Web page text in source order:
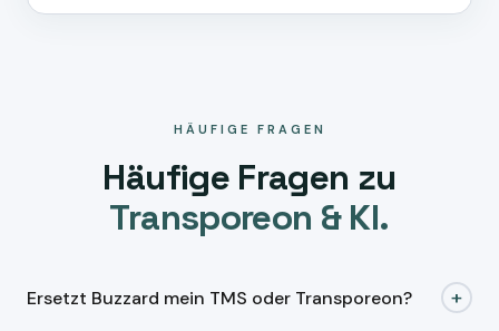
HÄUFIGE FRAGEN
Häufige Fragen zu
Transporeon & KI.
Ersetzt Buzzard mein TMS oder Transporeon? +